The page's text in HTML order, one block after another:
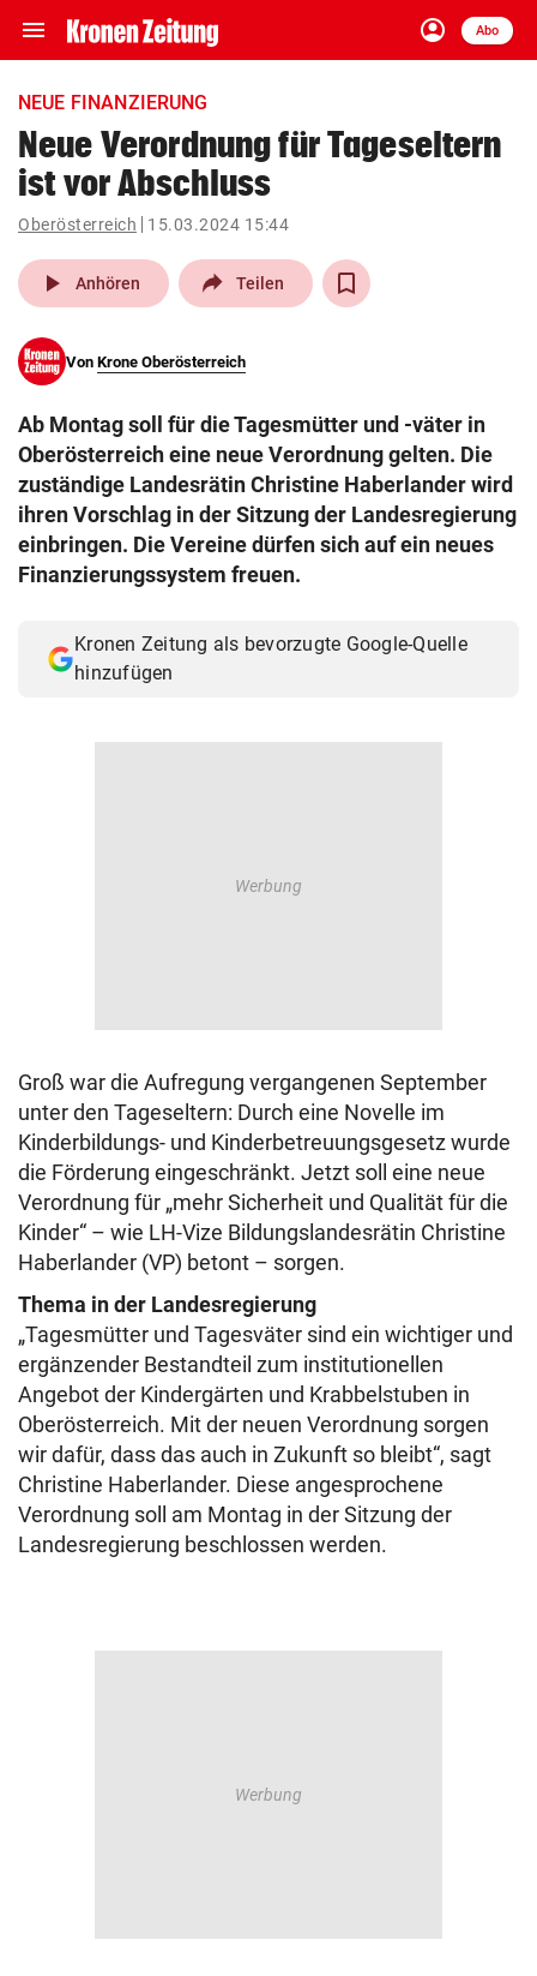
menu Navigation
ein-/ausklappen
account_circle
Anmelden
Abo
close Schließen
account_circle Anmelden
pin_drop
Wien arrow_right
search
eingeben
© Krone Multimedia GmbH & Co KG 2026
Muthgasse 2, 1190 Wien
NEUE FINANZIERUNG
Neue Verordnung für Tageseltern
ist vor Abschluss
Oberösterreich 15.03.2024 15:44
play_arrow Anhören Teilen
Von Krone Oberösterreich
Ab Montag soll für die Tagesmütter und -väter in
Oberösterreich eine neue Verordnung gelten. Die
zuständige Landesrätin Christine Haberlander wird
ihren Vorschlag in der Sitzung der Landesregierung
einbringen. Die Vereine dürfen sich auf ein neues
Finanzierungssystem freuen.
Kronen Zeitung als bevorzugte Google-Quelle
hinzufügen
Groß war die Aufregung vergangenen September
unter den Tageseltern: Durch eine Novelle im
Kinderbildungs- und Kinderbetreuungsgesetz wurde
die Förderung eingeschränkt. Jetzt soll eine neue
Verordnung für „mehr Sicherheit und Qualität für die
Kinder“ – wie LH-Vize Bildungslandesrätin Christine
Haberlander (VP) betont – sorgen.
Thema in der Landesregierung
„Tagesmütter und Tagesväter sind ein wichtiger und
ergänzender Bestandteil zum institutionellen
Angebot der Kindergärten und Krabbelstuben in
Oberösterreich. Mit der neuen Verordnung sorgen
wir dafür, dass das auch in Zukunft so bleibt“, sagt
Christine Haberlander. Diese angesprochene
Verordnung soll am Montag in der Sitzung der
Landesregierung beschlossen werden.